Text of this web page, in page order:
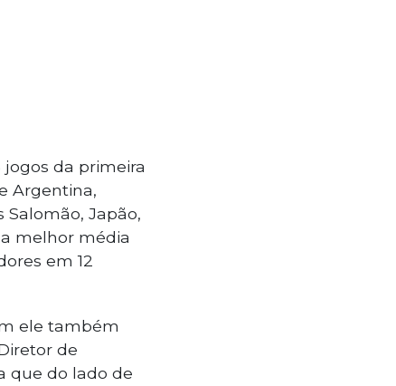
jogos da primeira
Argentina,
Salomão, Japão,
melhor média
em 12
ele também
de
que do lado de